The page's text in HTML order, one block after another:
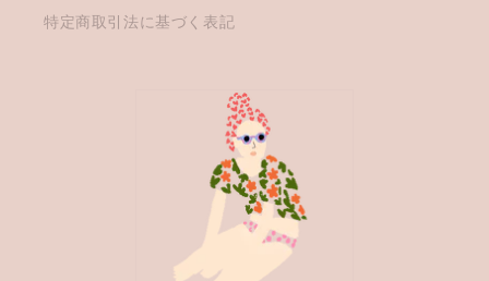
特定商取引法に基づく表記